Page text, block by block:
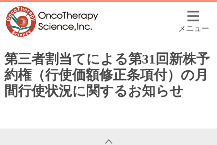
メニュー
第三者割当てによる第31回新株予
約権（行使価額修正条項付）の月
間行使状況に関するお知らせ